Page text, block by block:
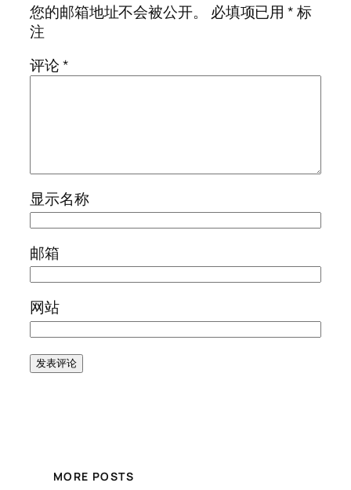
您的邮箱地址不会被公开。
必填项已用*标
注
评论*
显示名称
邮箱
网站
MORE POSTS